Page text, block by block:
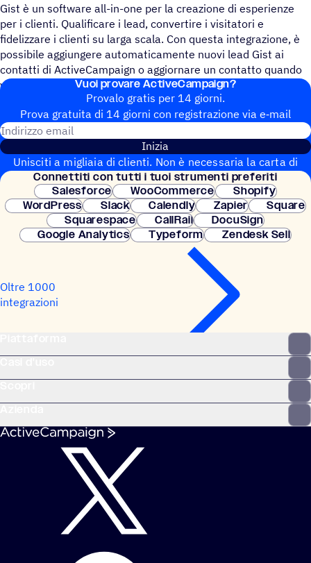
Gist è un software all-in-one per la creazione di esperienze
per i clienti. Qualificare i lead, convertire i visitatori e
fidelizzare i clienti su larga scala. Con questa integrazione, è
possibile aggiungere automaticamente nuovi lead Gist ai
contatti di ActiveCampaign o aggiornare un contatto quando
viene eseguito un evento.Vuoi provare ActiveCampaign?
Provalo gratis per 14 giorni.
Prova gratuita di 14 giorni con regi­stra­zione via e‑mail
Inizia
Unisciti a migliaia di clienti. Non è necessaria la carta di
credito. Configurazione istantanea.
Connet­titi con tutti i tuoi strumenti preferiti
Salesforce
WooCommerce
Shopify
WordPress
Slack Calendly Zapier
Square
Squarespace
CallRail
DocuSign
Google Analytics
Typeform Zendesk Sell
Oltre 1000
integrazioni